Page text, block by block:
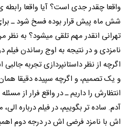
واقعا چقدر جدی است؟ آیا واقعا رابطه­
شش ماه پیش قرار بوده فسخ شود ـ
نامزدی و در نتیجه به اوج رساندن
اگرچه از نظر داستان­پردازی تجربه­
و یک تصمیم، و اگرچه سپیده دقیقا
انتظارش را داریم ـ در واقع فرار از
اش با نامزد فرضی­ اش در درجه­ دوم